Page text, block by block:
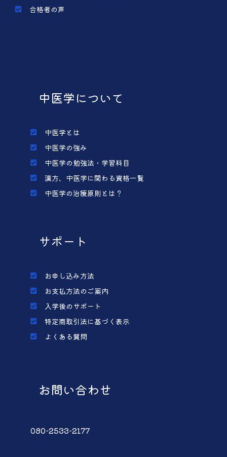
合格者の声
中医学について
中医学とは
中医学の強み
中医学の勉強法・学習科目
漢方、中医学に関わる資格一覧
中医学の治療原則とは？
サポート
お申し込み方法
お支払方法のご案内
入学後のサポート
特定商取引法に基づく表示
よくある質問
お問い合わせ
080-2533-2177